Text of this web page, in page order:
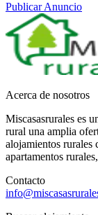
Publicar Anuncio
Acerca de nosotros
Miscasasrurales es
rural una amplia
alojamientos rurales
apartamentos
Contacto